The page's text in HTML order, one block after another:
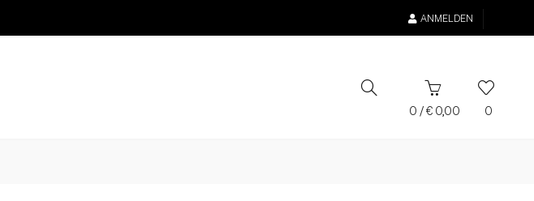
ANMELDEN
0 /€ 0,00 0